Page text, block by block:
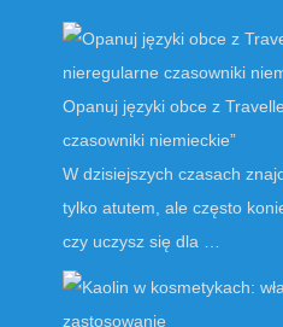
Opanuj języki obce z
czasowniki niemieckie”
W dzisiejszych czasach
tylko atutem, ale często
czy uczysz się dla …